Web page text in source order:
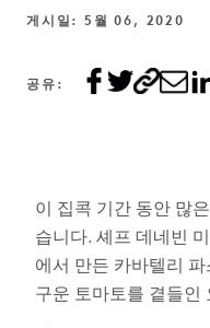
게시일: 5월 06, 2020
공유:
이 집콕 기간 동안 많
습니다. 셰프 데네빈
에서 만든 카바텔리
구운 토마토를 곁들인